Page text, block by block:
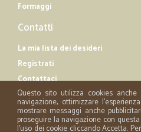
Formaggi
Contatti
La mia lista dei desideri
Registrati
Contattaci
Questo sito utilizza cookies
navigazione, ottimizzare
mostrare messaggi anche
proseguire la navigazione con
l'uso dei cookie cliccando Accetta.